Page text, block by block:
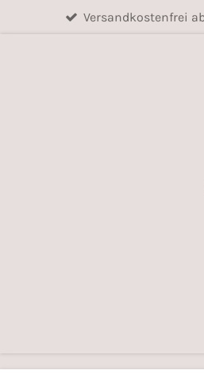
Versandkostenfrei